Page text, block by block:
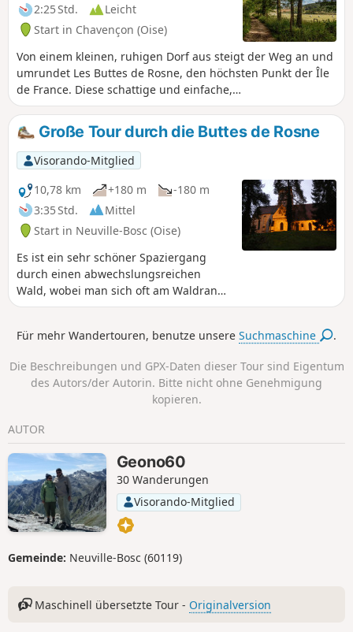
2:25 Std.
Leicht
Start in Chavençon (Oise)
Von einem kleinen, ruhigen Dorf aus steigt der Weg an und
umrundet Les Buttes de Rosne, den höchsten Punkt der Île
de France. Diese schattige und einfache,
familienfreundliche Route, die durch ausgedehnte
Kastanienwälder mit reicher Flora und Fauna führt, wird
Groß und Klein begeistern.
Große Tour durch die Buttes de Rosne
Visorando-Mitglied
10,78 km
+180 m
-180 m
3:35 Std.
Mittel
Start in Neuville-Bosc (Oise)
Es ist ein sehr schöner Spaziergang
durch einen abwechslungsreichen
Wald, wobei man sich oft am Waldrand
zwischen Feldern und Wald befindet.
Vexin genießen können. Die
kleinen, in der Natur versteckten Dorf,
ist ein sehr angenehmer Moment.
Für mehr Wandertouren, benutze unsereSuchmaschine .
Die Beschreibungen und GPX-Daten dieser Tour sind Eigentum
des Autors/der Autorin. Bitte nicht ohne Genehmigung
kopieren.
AUTOR
Geono60
30 Wanderungen
Visorando-Mitglied
Gemeinde: Neuville-Bosc (60119)
Maschinell übersetzte Tour - Originalversion